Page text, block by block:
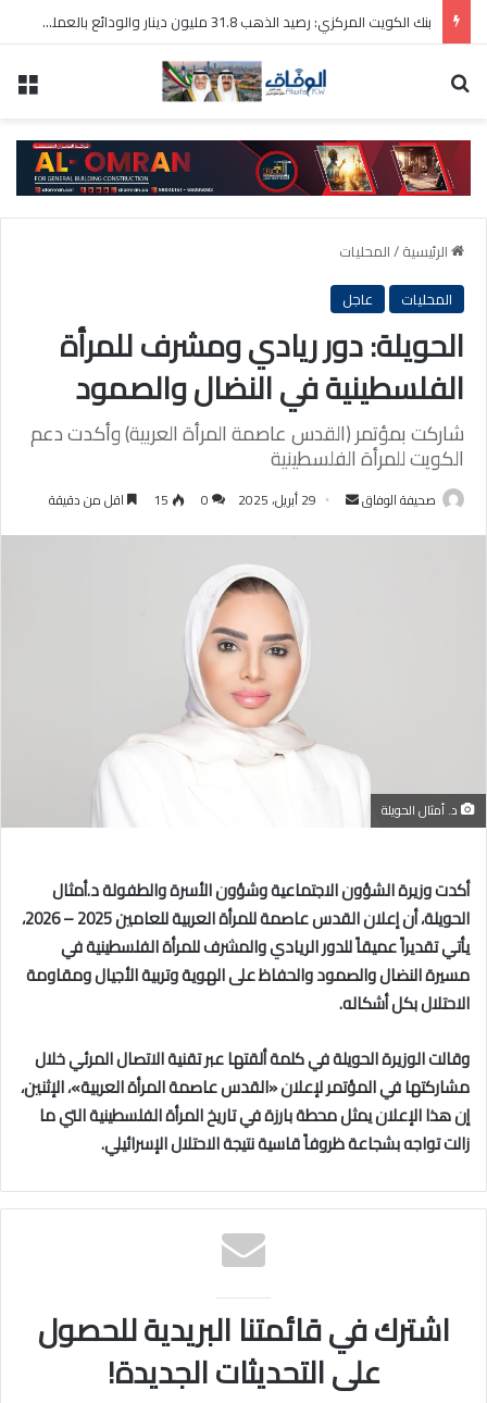
بنك الكويت المركزي: رصيد الذهب 31.8 مليون دينار والودائع بالعملة الأجنبية 9 مليارات دينار
الرئيسية/المحليات
المحليات
عاجل
الحويلة: دور ريادي ومشرف للمرأة
الفلسطينية في النضال والصمود
شاركت بمؤتمر (القدس عاصمة المرأة العربية) وأكدت دعم
الكويت للمرأة الفلسطينية
صحيفة الوفاق
أرسل 29 أبريل، 2025 0
15 اقل من دقيقة
د. أمثال الحويلة
أكدت وزيرة الشؤون الاجتماعية وشؤون الأسرة والطفولة د.أمثال
الحويلة، أن إعلان القدس عاصمة للمرأة العربية للعامين 2025 – 2026،
يأتي تقديراً عميقاً للدور الريادي والمشرف للمرأة الفلسطينية في
مسيرة النضال والصمود والحفاظ على الهوية وتربية الأجيال ومقاومة
الاحتلال بكل أشكاله.
وقالت الوزيرة الحويلة في كلمة ألقتها عبر تقنية الاتصال المرئي خلال
مشاركتها في المؤتمر لإعلان «القدس عاصمة المرأة العربية»، الإثنين،
إن هذا الإعلان يمثل محطة بارزة في تاريخ المرأة الفلسطينية التي ما
زالت تواجه بشجاعة ظروفاً قاسية نتيجة الاحتلال الإسرائيلي.
اشترك في قائمتنا البريدية للحصول
على التحديثات الجديدة!